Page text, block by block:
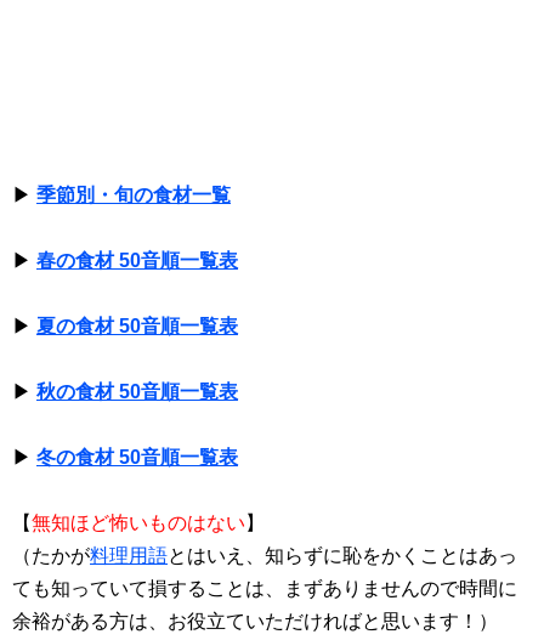
▶ 季節別・旬の食材一覧
▶ 春の食材 50音順一覧表
▶ 夏の食材 50音順一覧表
▶ 秋の食材 50音順一覧表
▶ 冬の食材 50音順一覧表
【無知ほど怖いものはない 】
（たかが料理用語とはいえ、知らずに恥をかくことはあっ
ても知っていて損することは、まずありませんので時間に
余裕がある方は、お役立ていただければと思います！）